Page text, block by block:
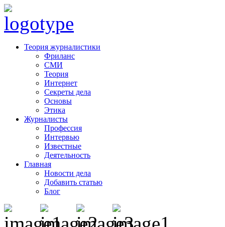
Теория журналистики
Фриланс
СМИ
Теория
Интернет
Секреты дела
Основы
Этика
Журналисты
Профессия
Интервью
Известные
Деятельность
Главная
Новости дела
Добавить статью
Блог